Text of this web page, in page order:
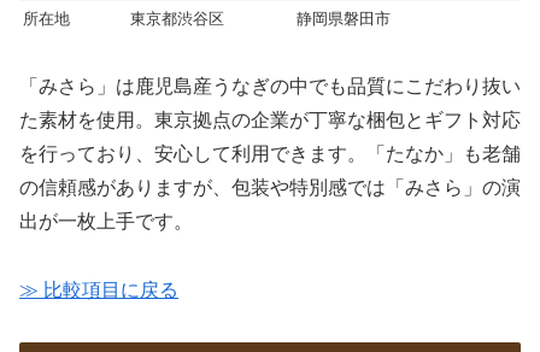
所在地 東京都渋谷区 静岡県磐田市
「みさら」は鹿児島産うなぎの中でも品質にこだわり抜い
た素材を使用。東京拠点の企業が丁寧な梱包とギフト対応
を行っており、安心して利用できます。「たなか」も老舗
の信頼感がありますが、包装や特別感では「みさら」の演
出が一枚上手です。
≫ 比較項目に戻る